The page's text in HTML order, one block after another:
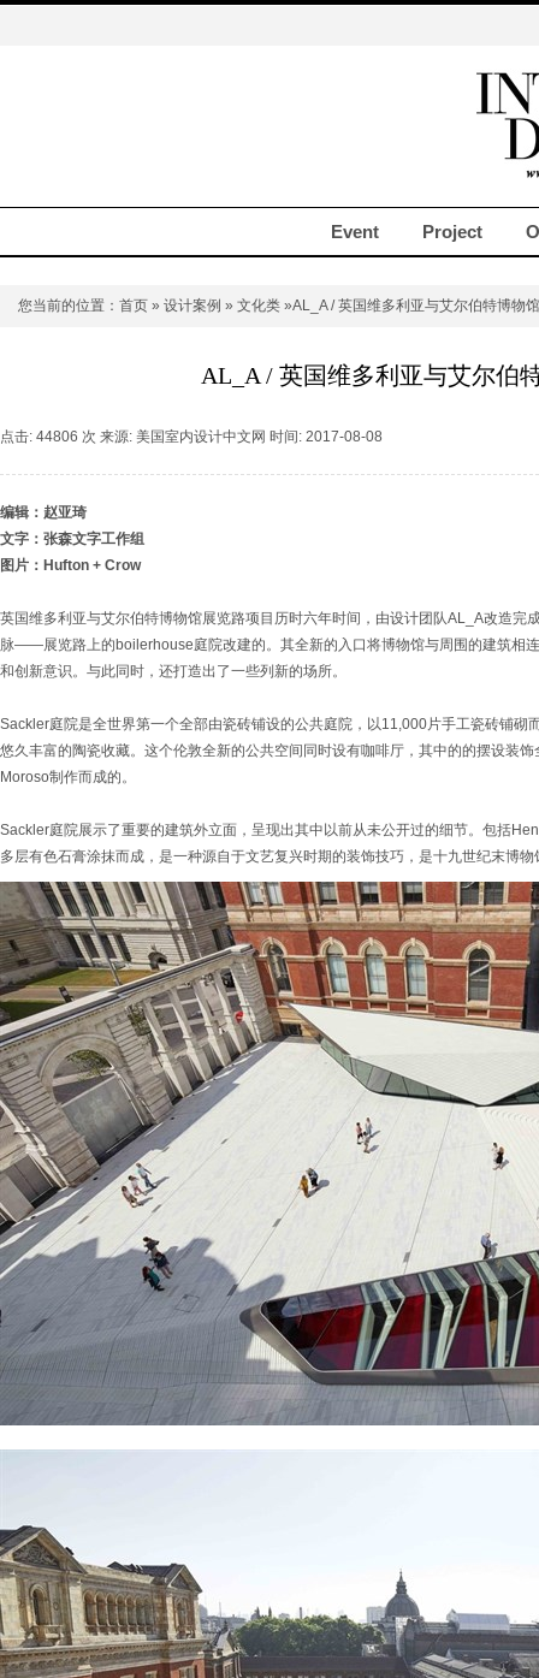
Event Project
您当前的位置： 首页 » 设计案例 » 文化类 »AL_A / 英国维多利亚与艾尔伯特博物馆
AL_A / 英国维多利亚与艾尔伯
点击: 44806 次 来源: 美国室内设计中文网 时间: 2017-08-08
编辑：赵亚琦
文字：张森文字工作组
图片：Hufton + Crow
英国维多利亚与艾尔伯特博物馆展览路项目历时六年时间，由设计团队AL_A改造完
脉——展览路上的boilerhouse庭院改建的。其全新的入口将博物馆与周围的建筑相
和创新意识。与此同时，还打造出了一些列新的场所。
Sackler庭院是全世界第一个全部由瓷砖铺设的公共庭院，以11,000片手工瓷砖铺砌
悠久丰富的陶瓷收藏。这个伦敦全新的公共空间同时设有咖啡厅，其中的的摆设装
Moroso制作而成的。
Sackler庭院展示了重要的建筑外立面，呈现出其中以前从未公开过的细节。包括
多层有色石膏涂抹而成，是一种源自于文艺复兴时期的装饰技巧，是十九世纪末博